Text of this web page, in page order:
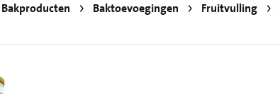
Bakproducten Baktoevoegingen Fruitvulling